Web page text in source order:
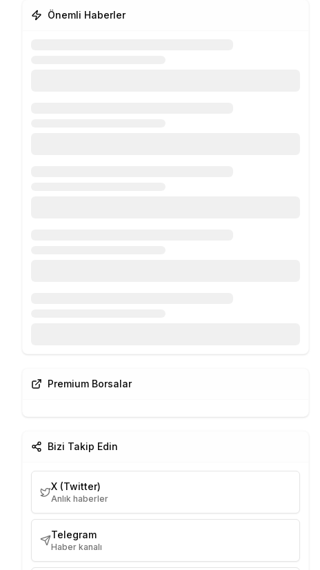
Önemli Haberler
Premium Borsalar
Bizi Takip Edin
X (Twitter)
Anlık haberler
Telegram
Haber kanalı